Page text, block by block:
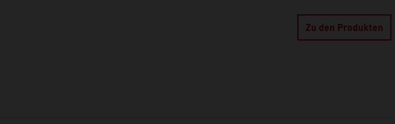
Zu den Produkten